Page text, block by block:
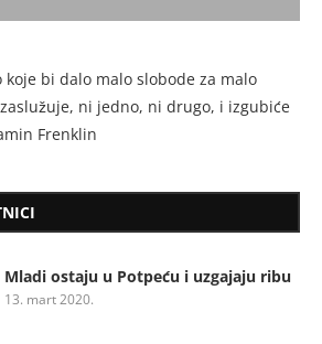
koje bi dalo malo slobode za malo
ni jedno, ni drugo, i izgubiće
Frenklin
Mladi ostaju u Potpeću i uzgajaju ribu
13. mart 2020.